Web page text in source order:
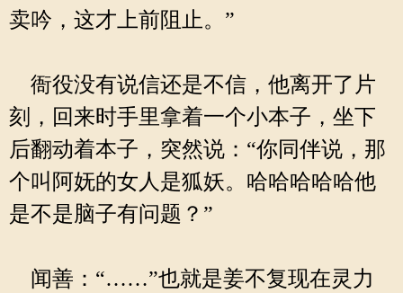
卖吟，这才上前阻止。”
衙役没有说信还是不信，他离开了片
刻，回来时手里拿着一个小本子，坐下
后翻动着本子，突然说：“你同伴说，那
个叫阿妩的女人是狐妖。哈哈哈哈哈他
是不是脑子有问题？”
闻善：“……”也就是姜不复现在灵力